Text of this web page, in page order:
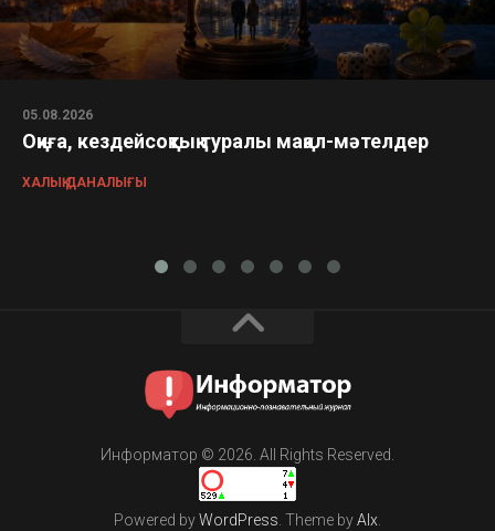
05.08.2026
Оқиға, кездейсоқтық туралы мақал-мәтелдер
ХАЛЫҚ ДАНАЛЫҒЫ
Информатор © 2026. All Rights Reserved.
Powered byWordPress. Theme byAlx.